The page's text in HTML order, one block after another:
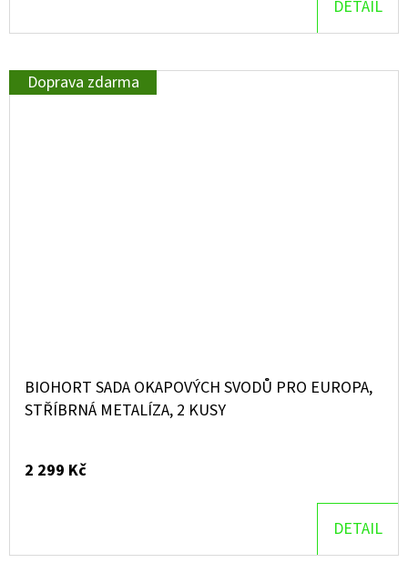
DETAIL
Doprava zdarma
BIOHORT SADA OKAPOVÝCH SVODŮ PRO EUROPA,
STŘÍBRNÁ METALÍZA, 2 KUSY
2 299 Kč
DETAIL